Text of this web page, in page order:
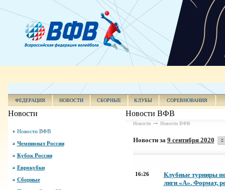
ФЕДЕРАЦИЯ НОВОСТИ СБОРНЫЕ КЛУБЫ СОРЕВНОВАНИЯ
Новости
Новости ВФВ
Чемпионат России
Кубок России
Еврокубки
Сборные
Новости ВФВ
Новости Новости ВФВ
Новости за 9 сентября 2020
16:26
Клубные турниры
лиги «А». Формат,